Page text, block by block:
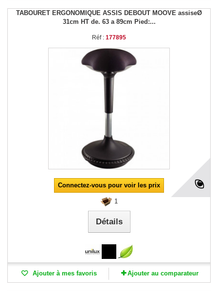
TABOURET ERGONOMIQUE ASSIS DEBOUT MOOVE assiseØ
31cm HT de. 63 a 89cm Pied:...
Réf : 177895
Connectez-vous pour voir les prix
1
Détails
Ajouter à mes favoris Ajouter au comparateur